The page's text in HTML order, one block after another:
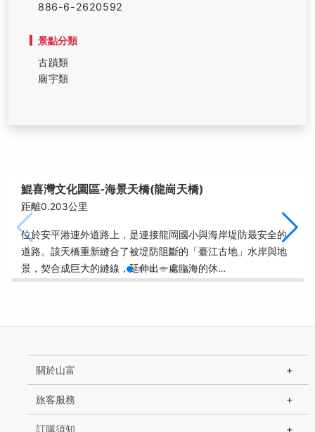
886-6-2620592
景點分類
古蹟類
廟宇類
鯤喜灣文化園區-海景天橋(龍崗天橋)
距離0.203公里
位於安平港連外道路上，是連接龍岡國小與海岸堤防最安全的
道路。該天橋重新縫合了被堤防阻斷的「臺江古地」水岸與地
景，契合成巨大的縫線，延伸出一處臨海的休…
關於山富
旅客服務
訂購須知